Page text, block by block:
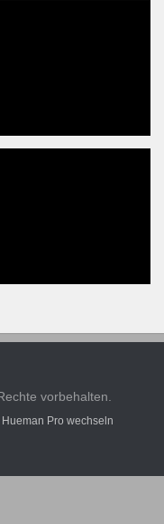
vorbehalten.
Hueman Pro wechseln